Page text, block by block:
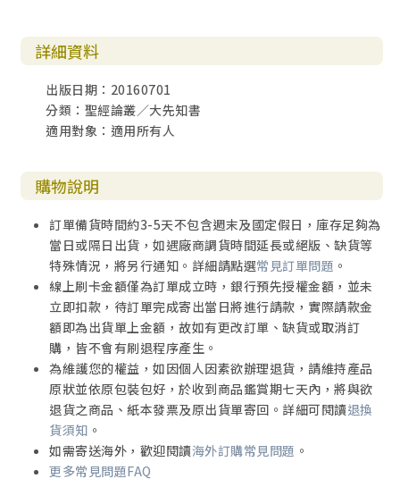
詳細資料
出版日期：20160701
分類：聖經論叢／大先知書
適用對象：適用所有人
購物說明
訂單備貨時間約3-5天不包含週末及國定假日，庫存足夠為
當日或隔日出貨，如遇廠商調貨時間延長或絕版、缺貨等
特殊情況，將另行通知。詳細請點選常見訂單問題 。
線上刷卡金額僅為訂單成立時，銀行預先授權金額，並未
立即扣款，待訂單完成寄出當日將進行請款，實際請款金
額即為出貨單上金額，故如有更改訂單、缺貨或取消訂
購，皆不會有刷退程序產生。
為維護您的權益，如因個人因素欲辦理退貨，請維持產品
原狀並依原包裝包好，於收到商品鑑賞期七天內，將與欲
退貨之商品、紙本發票及原出貨單寄回。詳細可閱讀退換
貨須知 。
如需寄送海外，歡迎閱讀海外訂購常見問題 。
更多常見問題FAQ